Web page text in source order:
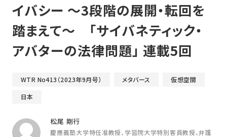
イバシー ～3段階の展開・転回を
踏まえて～ 「サイバネティック・
アバターの法律問題」 連載5回
WTR No413（2023年9月号） メタバース 仮想空間
日本
松尾 剛行
慶應義塾大学特任准教授、学習院大学特別客員教授、弁護